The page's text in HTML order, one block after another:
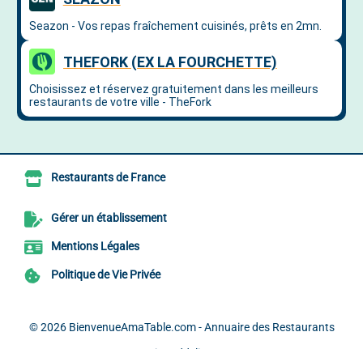
Restaurants de France
Gérer un établissement
Mentions Légales
Politique de Vie Privée
© 2026 BienvenueAmaTable.com - Annuaire des Restaurants